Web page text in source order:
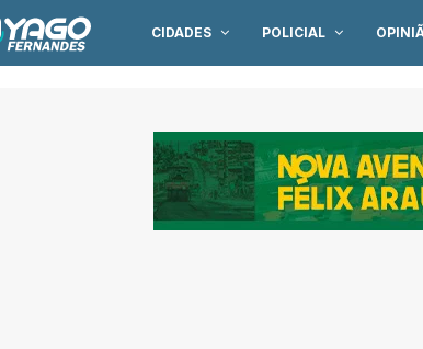
CIDADES POLICIAL